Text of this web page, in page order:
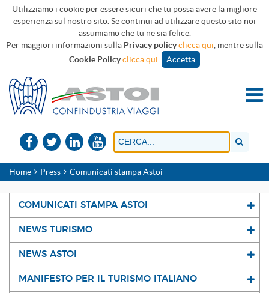
Utilizziamo i cookie per essere sicuri che tu possa avere la migliore
esperienza sul nostro sito. Se continui ad utilizzare questo sito noi
assumiamo che tu ne sia felice.
Per maggiori informazioni sulla Privacy policyclicca qui , mentre sulla
Cookie Policyclicca qui Accetta
Home Press Comunicati stampa Astoi
COMUNICATI STAMPA ASTOI
NEWS TURISMO
NEWS ASTOI
MANIFESTO PER IL TURISMO ITALIANO